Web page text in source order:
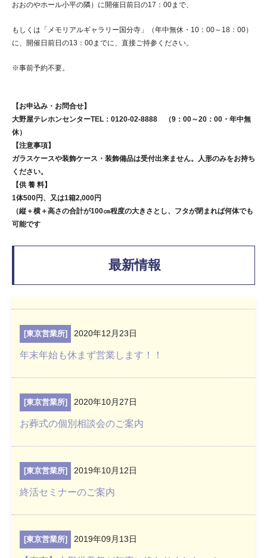
おおのやホール小平の隣）に開催日前日の17：00まで、
もしくは「メモリアルギャラリー国分寺」（年中無休・10：00～18：00）
に、開催日前日の13：00までに、直接ご持参ください。
※事前予約不要。
【お申込み・お問合せ】
大野屋テレホンセンターTEL：0120-02-8888 （9：00～20：00・年中無
休）
【注意事項】
ガラスケースや装飾ケース・装飾備品は受付出来ません。人形のみをお持ち
ください。
【供 養 料】
1体500円、又は1箱2,000円
（縦＋横＋高さの合計が100㎝程度の大きさとし、フタが閉まれば何体でも
可能です
最新情報
[東京営業所] 2020年12月23日
年末年始も休まず営業します！！
[東京営業所] 2020年10月27日
お葬式の個別相談会のご案内
[東京営業所] 2019年10月12日
終活セミナーのご案内
[東京営業所] 2019年09月13日